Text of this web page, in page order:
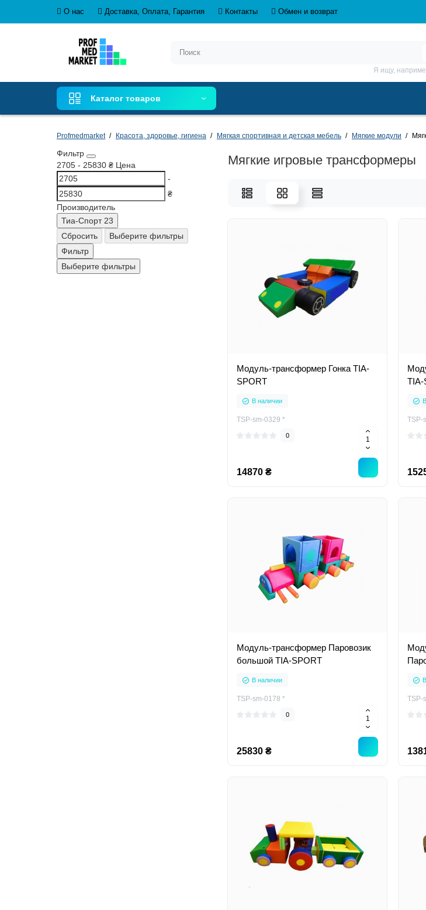
О нас Доставка, Оплата, Гарантия Контакты Обмен и возврат
Я ищу,
Каталог товаров
Profmedmarket Красота, здоровье, гигиена Мягкая спортивная и детская мебель Мягкие модули
Фильтр
2705 - 25830 ₴ Цена
-
₴
Производитель
Тиа-Спорт 23
Сбросить
Выберите фильтры
Фильтр
Выберите фильтры
Мягкие игровые трансформеры
Модуль-трансформер Гонка TIA-
SPORT
В наличии
TSP-sm-0329 *
0
14870 ₴
TIA-
TSP-
Модуль-трансформер Паровозик
большой TIA-SPORT
В наличии
TSP-sm-0178 *
0
25830 ₴
TSP-